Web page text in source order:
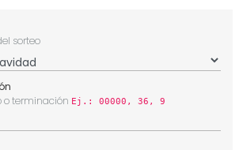
sorteo
o terminación Ej.: 00000, 36, 9